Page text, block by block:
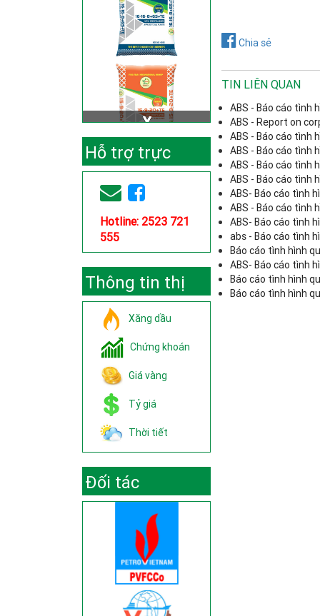
Hỗ trợ trực
tuyến
Hotline: 2523 721
555
Thông tin thị
trườngXăng dầu
Chứng khoán
Giá vàng
Tỷ giá
Thời tiết
Đối tác
Chia sẻ
TIN LIÊN QUAN
ABS - Báo cáo tình
ABS - Report on
ABS - Báo cáo tình
ABS - Báo cáo tình
ABS - Báo cáo tình
ABS - Báo cáo tình
ABS- Báo cáo tình
ABS - Báo cáo tình
ABS- Báo cáo tình
abs - Báo cáo tình
Báo cáo tình hình
ABS- Báo cáo tình
Báo cáo tình hình
Báo cáo tình hình